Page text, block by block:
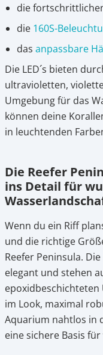
die
die 160S-
das anpassbare
Die LED´s bieten
ultravioletten,
Umgebung für das
können deine
in leuchtenden
Die Reefer
ins Detail für
Wenn du ein Riff
und die richtige
Reefer Peninsula.
elegant und stehen
im Look, maximal
Aquarium nahtlos in
eine sichere Basis für